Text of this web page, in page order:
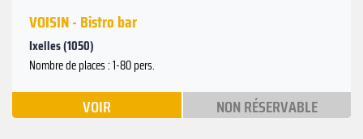
VOISIN - Bistro bar
Ixelles (1050)
Nombre de places : 1-80 pers.
VOIR NON RÉSERVABLE